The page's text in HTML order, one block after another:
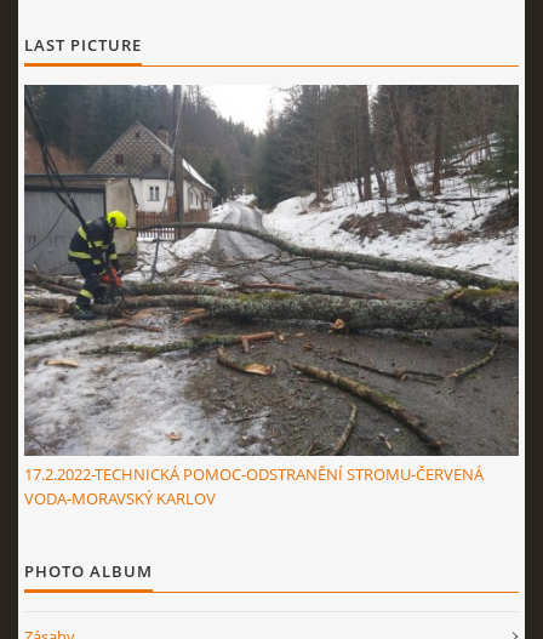
LAST PICTURE
17.2.2022-TECHNICKÁ POMOC-ODSTRANĚNÍ STROMU-ČERVENÁ
VODA-MORAVSKÝ KARLOV
PHOTO ALBUM